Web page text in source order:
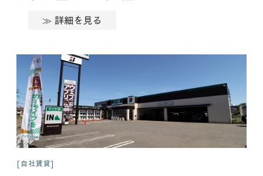
≫ 詳細を見る
自社賃貸